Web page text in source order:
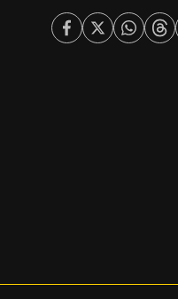
Facebook
Twitter